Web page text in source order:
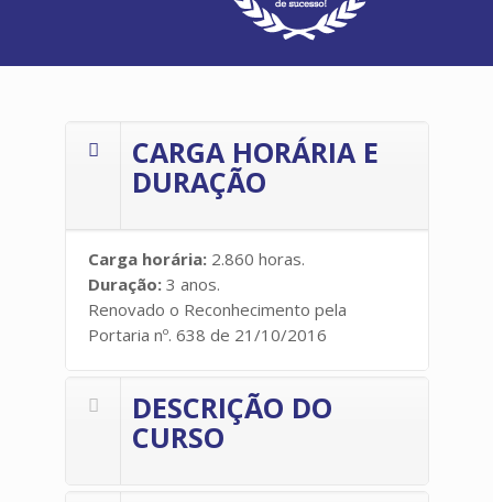
CARGA HORÁRIA E
DURAÇÃO
Carga horária:2.860 horas.
Duração:3 anos.
Renovado o Reconhecimento pela
Portaria nº. 638 de 21/10/2016
DESCRIÇÃO DO
CURSO